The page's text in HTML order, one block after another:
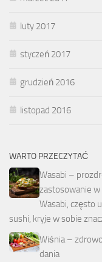
luty 2017
styczeń 2017
grudzień 2016
listopad 2016
WARTO PRZECZYTAĆ
Wasabi –
zastosowanie
Wasabi, często
sushi, kryje w sobie
Wiśnia –
dania